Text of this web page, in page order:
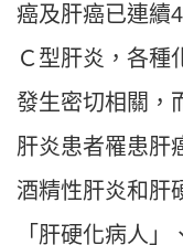
癌及肝癌已連續
Ｃ型肝炎，各種
發生密切相關，
肝炎患者罹患肝
酒精性肝炎和肝
「肝硬化病人